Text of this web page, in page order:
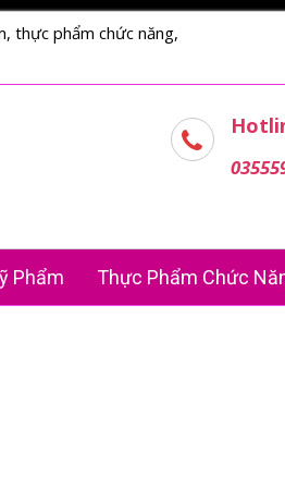
thực phẩm chức năng,
Phẩm Thực Phẩm Chức